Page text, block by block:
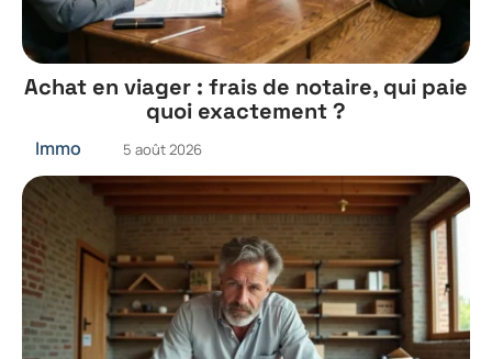
Achat en viager : frais de notaire, qui paie
quoi exactement ?
Immo 5 août 2026